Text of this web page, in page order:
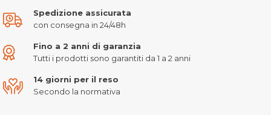
Spedizione assicurata
con consegna in 24/48h
Fino a 2 anni di garanzia
Tutti i prodotti sono garantiti da 1 a 2 anni
14 giorni per il reso
Secondo la normativa